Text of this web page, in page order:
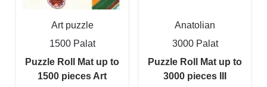
Art puzzle
1500 Palat
Puzzle Roll Mat up to
1500 pieces Art
Anatolian
3000 Palat
Puzzle Roll Mat up to
3000 pieces III